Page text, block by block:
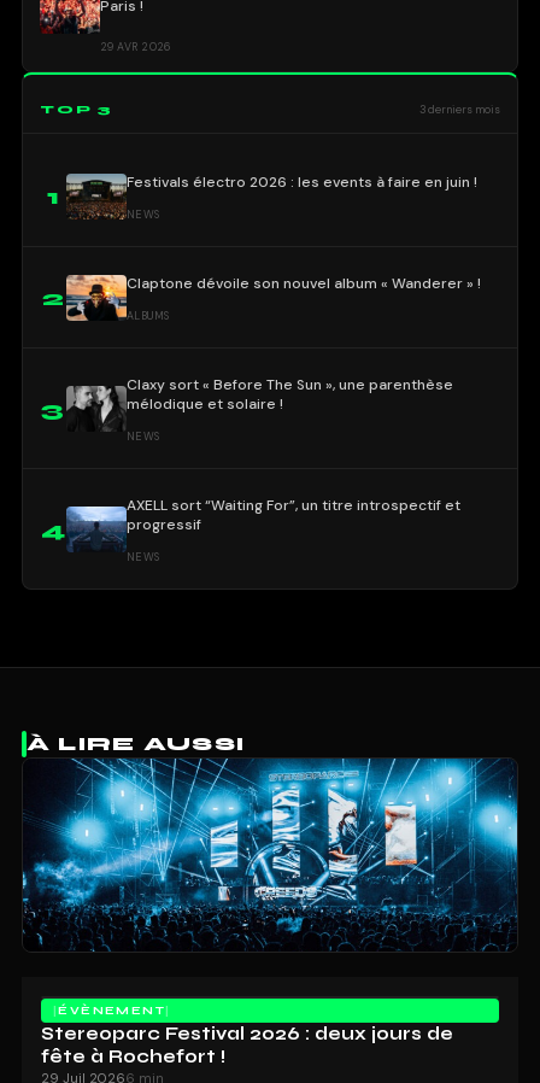
Paris !
29 AVR 2026
TOP 3 3 derniers mois
1
Festivals électro 2026 : les events à faire en juin !
NEWS
2
Claptone dévoile son nouvel album « Wanderer » !
ALBUMS
3
Claxy sort « Before The Sun », une parenthèse
mélodique et solaire !
NEWS
4
AXELL sort “Waiting For”, un titre introspectif et
progressif
NEWS
À LIRE AUSSI
ÉVÈNEMENT
Stereoparc Festival 2026 : deux jours de
fête à Rochefort !
29 Juil 20266 min